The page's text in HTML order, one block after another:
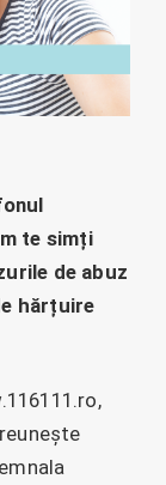
te simți
de abuz
hărțuire